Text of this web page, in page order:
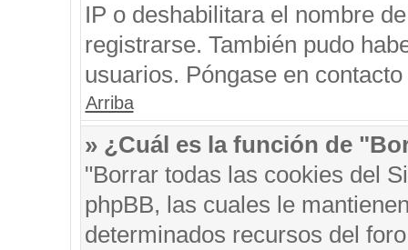
IP o deshabilitara el nombre
registrarse. También pudo
usuarios. Póngase en
Arriba
» ¿Cuál es la función de
"Borrar todas las cookies del
phpBB, las cuales le
determinados recursos del